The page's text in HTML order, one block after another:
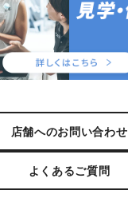
店舗へのお問い合わせ
よくあるご質問